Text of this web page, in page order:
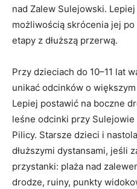
nad Zalew Sulejowski.
możliwością skrócenia jej
etapy z dłuższą przerwą.
Przy dzieciach do 10–11 lat
unikać odcinków o
Lepiej postawić na boczne
leśne odcinki przy
Pilicy. Starsze dzieci i
dłuższymi dystansami, jeśli
przystanki: plaża nad
drodze, ruiny, punkty